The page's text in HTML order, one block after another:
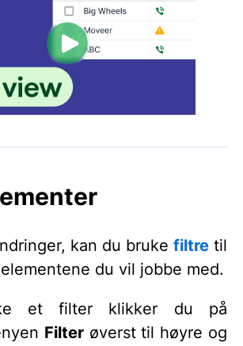
kan du bruke filtre til
du vil jobbe med.
et filter klikker du på
Filterøverst til høyre og